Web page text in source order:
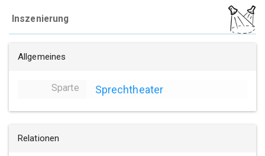
Inszenierung
Allgemeines
Sparte Sprechtheater
Relationen